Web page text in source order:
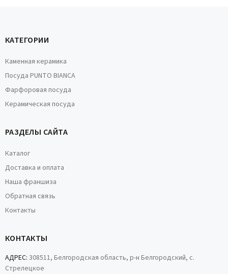
КАТЕГОРИИ
Каменная керамика
Посуда PUNTO BIANCA
Фарфоровая посуда
Керамическая посуда
РАЗДЕЛЫ САЙТА
Каталог
Доставка и оплата
Наша франшиза
Обратная связь
Контакты
КОНТАКТЫ
АДРЕС: 308511, Белгородская область, р-н Белгородский, с.
Стрелецкое